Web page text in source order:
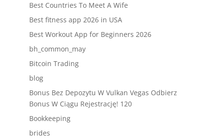
Best Countries To Meet A Wife
Best fitness app 2026 in USA
Best Workout App for Beginners 2026
bh_common_may
Bitcoin Trading
blog
Bonus Bez Depozytu W Vulkan Vegas Odbierz
Bonus W Ciągu Rejestrację! 120
Bookkeeping
brides